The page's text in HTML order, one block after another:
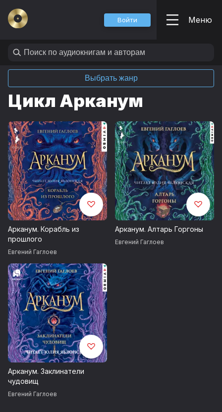
Войти Меню
Выбрать жанр
Цикл Арканум
Арканум. Корабль из
прошлого
Евгений Гаглоев
Арканум. Алтарь Горгоны
Евгений Гаглоев
Арканум. Заклинатели
чудовищ
Евгений Гаглоев